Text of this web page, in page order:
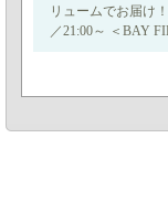
リュームでお届け
／21:00～ ＜BAY